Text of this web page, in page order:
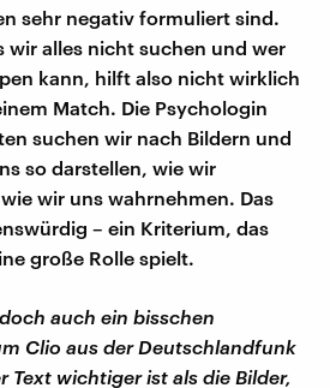
sehr negativ formuliert sind.
wir alles nicht suchen und wer
kann, hilft also nicht wirklich
Match. Die Psychologin
suchen wir nach Bildern und
so darstellen, wie wir
wir uns wahrnehmen. Das
– ein Kriterium, das
große Rolle spielt.
auch ein bisschen
Clio aus der Deutschlandfunk
Text wichtiger ist als die Bilder,